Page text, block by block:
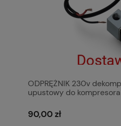
ODPRĘŻNIK 230v
upustowy do
90,00 zł